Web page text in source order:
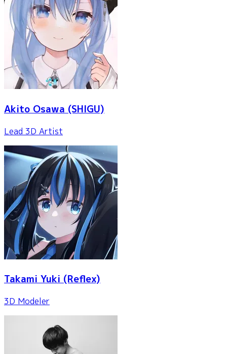
Akito Osawa (SHIGU)
Lead 3D Artist
Takami Yuki (Reflex)
3D Modeler